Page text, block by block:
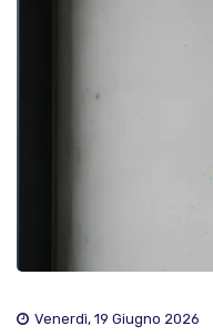
Venerdì, 19 Giugno 2026